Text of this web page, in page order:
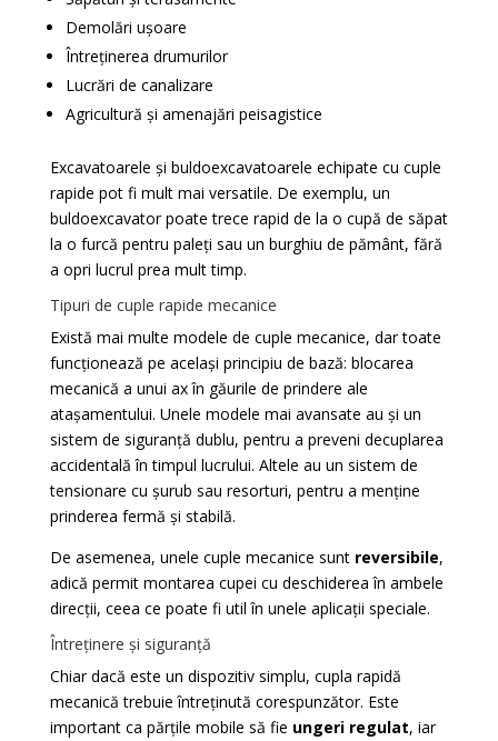
Demolări ușoare
Întreținerea drumurilor
Lucrări de canalizare
Agricultură și amenajări peisagistice
Excavatoarele și buldoexcavatoarele echipate cu cuple
rapide pot fi mult mai versatile. De exemplu, un
buldoexcavator poate trece rapid de la o cupă de săpat
la o furcă pentru paleți sau un burghiu de pământ, fără
a opri lucrul prea mult timp.
Tipuri de cuple rapide mecanice
Există mai multe modele de cuple mecanice, dar toate
funcționează pe același principiu de bază: blocarea
mecanică a unui ax în găurile de prindere ale
atașamentului. Unele modele mai avansate au și un
sistem de siguranță dublu, pentru a preveni decuplarea
accidentală în timpul lucrului. Altele au un sistem de
tensionare cu șurub sau resorturi, pentru a menține
prinderea fermă și stabilă.
De asemenea, unele cuple mecanice sunt reversibile,
adică permit montarea cupei cu deschiderea în ambele
direcții, ceea ce poate fi util în unele aplicații speciale.
Întreținere și siguranță
Chiar dacă este un dispozitiv simplu, cupla rapidă
mecanică trebuie întreținută corespunzător. Este
important ca părțile mobile să fie ungeri regulat, iar